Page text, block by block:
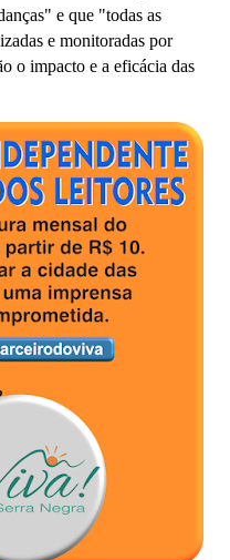
e que "todas as
e monitoradas por
o impacto e a eficácia das